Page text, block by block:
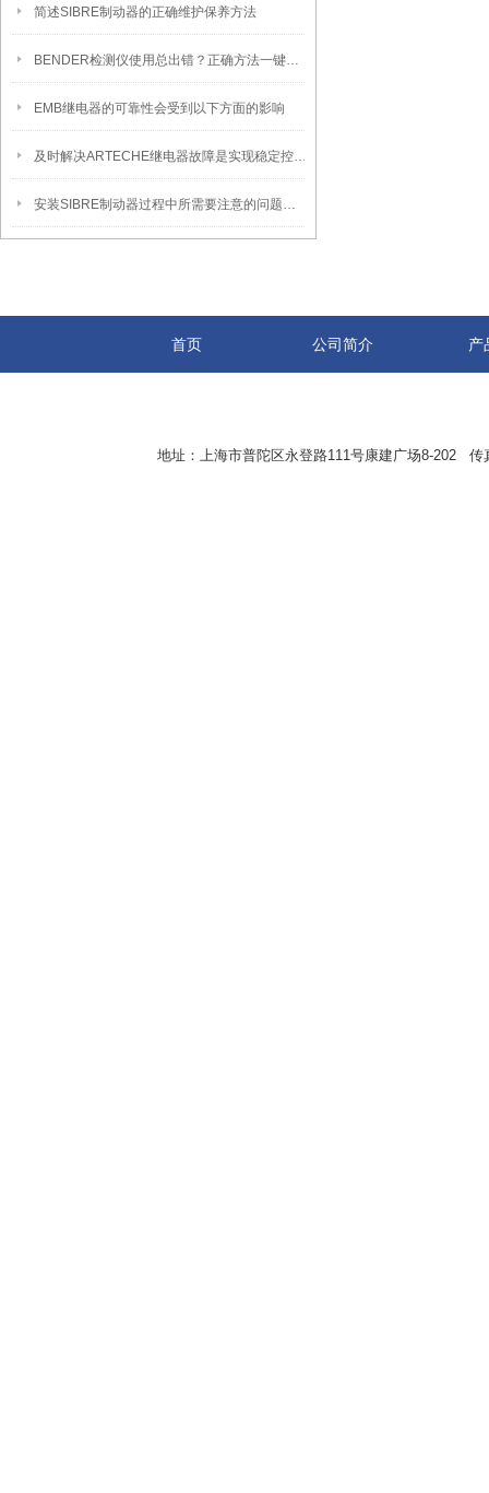
简述SIBRE制动器的正确维护保养方法
BENDER检测仪使用总出错？正确方法一键解锁！
EMB继电器的可靠性会受到以下方面的影响
及时解决ARTECHE继电器故障是实现稳定控制的关键保障
安装SIBRE制动器过程中所需要注意的问题介绍
首页 公司简介 产
地址：上海市普陀区永登路111号康建广场8-202